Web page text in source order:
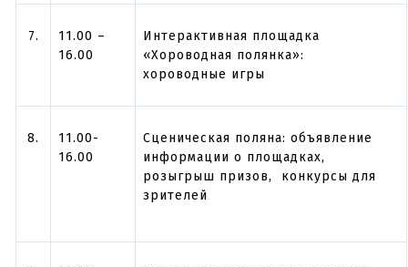
7.
11.00 –
16.00
Интерактивная площадка
«Хороводная полянка»:
хороводные игры
8.
11.00-
16.00
Сценическая поляна: объявление
информации о площадках,
розыгрыш призов, конкурсы для
зрителей